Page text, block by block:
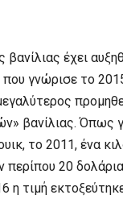
βανίλιας έχει
γνώρισε το
βανίλιας. Όπως
το 2011, ένα
περίπου 20
η τιμή